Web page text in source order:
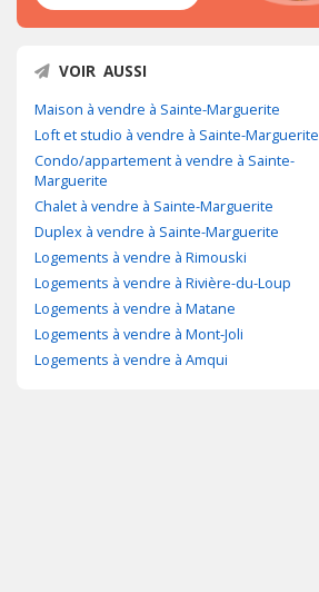
VOIR AUSSI
Maison à vendre à Sainte-Marguerite
Loft et studio à vendre à Sainte-Marguerite
Condo/appartement à vendre à Sainte-
Marguerite
Chalet à vendre à Sainte-Marguerite
Duplex à vendre à Sainte-Marguerite
Logements à vendre à Rimouski
Logements à vendre à Rivière-du-Loup
Logements à vendre à Matane
Logements à vendre à Mont-Joli
Logements à vendre à Amqui